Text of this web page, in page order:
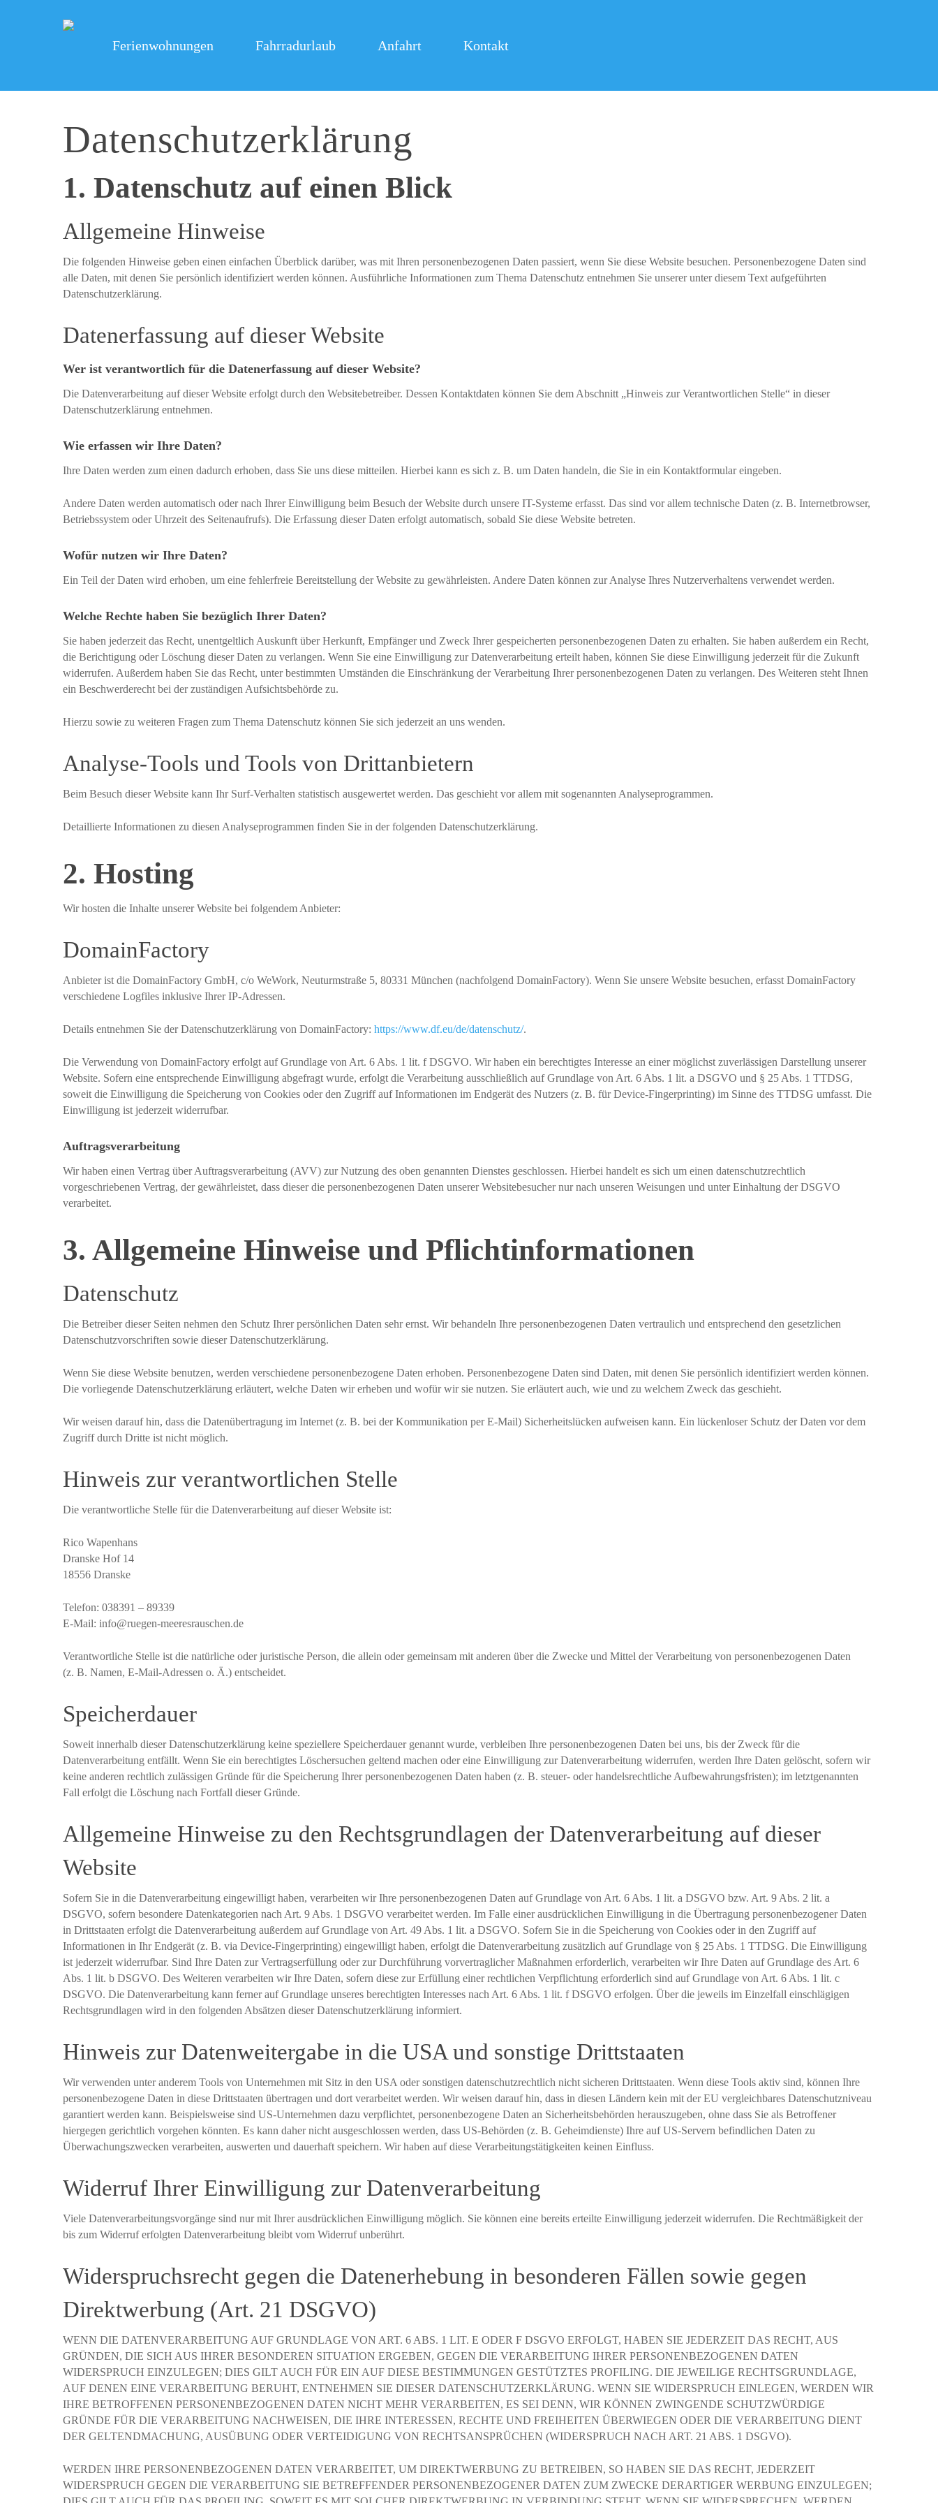
Ferienwohnungen Fahrradurlaub Anfahrt Kontakt
Datenschutz­erklärung
1. Datenschutz auf einen Blick
Allgemeine Hinweise
Die folgenden Hinweise geben einen einfachen Überblick darüber, was mit Ihren personenbezogenen Daten passiert, wenn Sie diese Website besuchen. Personenbezogene Daten sind
alle Daten, mit denen Sie persönlich identifiziert werden können. Ausführliche Informationen zum Thema Datenschutz entnehmen Sie unserer unter diesem Text aufgeführten
Datenschutzerklärung.
Datenerfassung auf dieser Website
Wer ist verantwortlich für die Datenerfassung auf dieser Website?
Die Datenverarbeitung auf dieser Website erfolgt durch den Websitebetreiber. Dessen Kontaktdaten können Sie dem Abschnitt „Hinweis zur Verantwortlichen Stelle“ in dieser
Datenschutzerklärung entnehmen.
Wie erfassen wir Ihre Daten?
Ihre Daten werden zum einen dadurch erhoben, dass Sie uns diese mitteilen. Hierbei kann es sich z. B. um Daten handeln, die Sie in ein Kontaktformular eingeben.
Andere Daten werden automatisch oder nach Ihrer Einwilligung beim Besuch der Website durch unsere IT-Systeme erfasst. Das sind vor allem technische Daten (z. B. Internetbrowser,
Betriebssystem oder Uhrzeit des Seitenaufrufs). Die Erfassung dieser Daten erfolgt automatisch, sobald Sie diese Website betreten.
Wofür nutzen wir Ihre Daten?
Ein Teil der Daten wird erhoben, um eine fehlerfreie Bereitstellung der Website zu gewährleisten. Andere Daten können zur Analyse Ihres Nutzerverhaltens verwendet werden.
Welche Rechte haben Sie bezüglich Ihrer Daten?
Sie haben jederzeit das Recht, unentgeltlich Auskunft über Herkunft, Empfänger und Zweck Ihrer gespeicherten personenbezogenen Daten zu erhalten. Sie haben außerdem ein Recht,
die Berichtigung oder Löschung dieser Daten zu verlangen. Wenn Sie eine Einwilligung zur Datenverarbeitung erteilt haben, können Sie diese Einwilligung jederzeit für die Zukunft
widerrufen. Außerdem haben Sie das Recht, unter bestimmten Umständen die Einschränkung der Verarbeitung Ihrer personenbezogenen Daten zu verlangen. Des Weiteren steht Ihnen
ein Beschwerderecht bei der zuständigen Aufsichtsbehörde zu.
Hierzu sowie zu weiteren Fragen zum Thema Datenschutz können Sie sich jederzeit an uns wenden.
Analyse-Tools und Tools von Dritt­anbietern
Beim Besuch dieser Website kann Ihr Surf-Verhalten statistisch ausgewertet werden. Das geschieht vor allem mit sogenannten Analyseprogrammen.
Detaillierte Informationen zu diesen Analyseprogrammen finden Sie in der folgenden Datenschutzerklärung.
2. Hosting
Wir hosten die Inhalte unserer Website bei folgendem Anbieter:
DomainFactory
Anbieter ist die DomainFactory GmbH, c/o WeWork, Neuturmstraße 5, 80331 München (nachfolgend DomainFactory). Wenn Sie unsere Website besuchen, erfasst DomainFactory
verschiedene Logfiles inklusive Ihrer IP-Adressen.
Details entnehmen Sie der Datenschutzerklärung von DomainFactory:https://www.df.eu/de/datenschutz/.
Die Verwendung von DomainFactory erfolgt auf Grundlage von Art. 6 Abs. 1 lit. f DSGVO. Wir haben ein berechtigtes Interesse an einer möglichst zuverlässigen Darstellung unserer
Website. Sofern eine entsprechende Einwilligung abgefragt wurde, erfolgt die Verarbeitung ausschließlich auf Grundlage von Art. 6 Abs. 1 lit. a DSGVO und § 25 Abs. 1 TTDSG,
soweit die Einwilligung die Speicherung von Cookies oder den Zugriff auf Informationen im Endgerät des Nutzers (z. B. für Device-Fingerprinting) im Sinne des TTDSG umfasst. Die
Einwilligung ist jederzeit widerrufbar.
Auftragsverarbeitung
Wir haben einen Vertrag über Auftragsverarbeitung (AVV) zur Nutzung des oben genannten Dienstes geschlossen. Hierbei handelt es sich um einen datenschutzrechtlich
vorgeschriebenen Vertrag, der gewährleistet, dass dieser die personenbezogenen Daten unserer Websitebesucher nur nach unseren Weisungen und unter Einhaltung der DSGVO
verarbeitet.
3. Allgemeine Hinweise und Pflicht­informationen
Datenschutz
Die Betreiber dieser Seiten nehmen den Schutz Ihrer persönlichen Daten sehr ernst. Wir behandeln Ihre personenbezogenen Daten vertraulich und entsprechend den gesetzlichen
Datenschutzvorschriften sowie dieser Datenschutzerklärung.
Wenn Sie diese Website benutzen, werden verschiedene personenbezogene Daten erhoben. Personenbezogene Daten sind Daten, mit denen Sie persönlich identifiziert werden können.
Die vorliegende Datenschutzerklärung erläutert, welche Daten wir erheben und wofür wir sie nutzen. Sie erläutert auch, wie und zu welchem Zweck das geschieht.
Wir weisen darauf hin, dass die Datenübertragung im Internet (z. B. bei der Kommunikation per E-Mail) Sicherheitslücken aufweisen kann. Ein lückenloser Schutz der Daten vor dem
Zugriff durch Dritte ist nicht möglich.
Hinweis zur verantwortlichen Stelle
Die verantwortliche Stelle für die Datenverarbeitung auf dieser Website ist:
Rico Wapenhans
Dranske Hof 14
18556 Dranske
Telefon: 038391 – 89339
E-Mail: info@ruegen-meeresrauschen.de
Verantwortliche Stelle ist die natürliche oder juristische Person, die allein oder gemeinsam mit anderen über die Zwecke und Mittel der Verarbeitung von personenbezogenen Daten
(z. B. Namen, E-Mail-Adressen o. Ä.) entscheidet.
Speicherdauer
Soweit innerhalb dieser Datenschutzerklärung keine speziellere Speicherdauer genannt wurde, verbleiben Ihre personenbezogenen Daten bei uns, bis der Zweck für die
Datenverarbeitung entfällt. Wenn Sie ein berechtigtes Löschersuchen geltend machen oder eine Einwilligung zur Datenverarbeitung widerrufen, werden Ihre Daten gelöscht, sofern wir
keine anderen rechtlich zulässigen Gründe für die Speicherung Ihrer personenbezogenen Daten haben (z. B. steuer- oder handelsrechtliche Aufbewahrungsfristen); im letztgenannten
Fall erfolgt die Löschung nach Fortfall dieser Gründe.
Allgemeine Hinweise zu den Rechtsgrundlagen der Datenverarbeitung auf dieser
Website
Sofern Sie in die Datenverarbeitung eingewilligt haben, verarbeiten wir Ihre personenbezogenen Daten auf Grundlage von Art. 6 Abs. 1 lit. a DSGVO bzw. Art. 9 Abs. 2 lit. a
DSGVO, sofern besondere Datenkategorien nach Art. 9 Abs. 1 DSGVO verarbeitet werden. Im Falle einer ausdrücklichen Einwilligung in die Übertragung personenbezogener Daten
in Drittstaaten erfolgt die Datenverarbeitung außerdem auf Grundlage von Art. 49 Abs. 1 lit. a DSGVO. Sofern Sie in die Speicherung von Cookies oder in den Zugriff auf
Informationen in Ihr Endgerät (z. B. via Device-Fingerprinting) eingewilligt haben, erfolgt die Datenverarbeitung zusätzlich auf Grundlage von § 25 Abs. 1 TTDSG. Die Einwilligung
ist jederzeit widerrufbar. Sind Ihre Daten zur Vertragserfüllung oder zur Durchführung vorvertraglicher Maßnahmen erforderlich, verarbeiten wir Ihre Daten auf Grundlage des Art. 6
Abs. 1 lit. b DSGVO. Des Weiteren verarbeiten wir Ihre Daten, sofern diese zur Erfüllung einer rechtlichen Verpflichtung erforderlich sind auf Grundlage von Art. 6 Abs. 1 lit. c
DSGVO. Die Datenverarbeitung kann ferner auf Grundlage unseres berechtigten Interesses nach Art. 6 Abs. 1 lit. f DSGVO erfolgen. Über die jeweils im Einzelfall einschlägigen
Rechtsgrundlagen wird in den folgenden Absätzen dieser Datenschutzerklärung informiert.
Hinweis zur Datenweitergabe in die USA und sonstige Drittstaaten
Wir verwenden unter anderem Tools von Unternehmen mit Sitz in den USA oder sonstigen datenschutzrechtlich nicht sicheren Drittstaaten. Wenn diese Tools aktiv sind, können Ihre
personenbezogene Daten in diese Drittstaaten übertragen und dort verarbeitet werden. Wir weisen darauf hin, dass in diesen Ländern kein mit der EU vergleichbares Datenschutzniveau
garantiert werden kann. Beispielsweise sind US-Unternehmen dazu verpflichtet, personenbezogene Daten an Sicherheitsbehörden herauszugeben, ohne dass Sie als Betroffener
hiergegen gerichtlich vorgehen könnten. Es kann daher nicht ausgeschlossen werden, dass US-Behörden (z. B. Geheimdienste) Ihre auf US-Servern befindlichen Daten zu
Überwachungszwecken verarbeiten, auswerten und dauerhaft speichern. Wir haben auf diese Verarbeitungstätigkeiten keinen Einfluss.
Widerruf Ihrer Einwilligung zur Datenverarbeitung
Viele Datenverarbeitungsvorgänge sind nur mit Ihrer ausdrücklichen Einwilligung möglich. Sie können eine bereits erteilte Einwilligung jederzeit widerrufen. Die Rechtmäßigkeit der
bis zum Widerruf erfolgten Datenverarbeitung bleibt vom Widerruf unberührt.
Widerspruchsrecht gegen die Datenerhebung in besonderen Fällen sowie gegen
Direktwerbung (Art. 21 DSGVO)
WENN DIE DATENVERARBEITUNG AUF GRUNDLAGE VON ART. 6 ABS. 1 LIT. E ODER F DSGVO ERFOLGT, HABEN SIE JEDERZEIT DAS RECHT, AUS
GRÜNDEN, DIE SICH AUS IHRER BESONDEREN SITUATION ERGEBEN, GEGEN DIE VERARBEITUNG IHRER PERSONENBEZOGENEN DATEN
WIDERSPRUCH EINZULEGEN; DIES GILT AUCH FÜR EIN AUF DIESE BESTIMMUNGEN GESTÜTZTES PROFILING. DIE JEWEILIGE RECHTSGRUNDLAGE,
AUF DENEN EINE VERARBEITUNG BERUHT, ENTNEHMEN SIE DIESER DATENSCHUTZERKLÄRUNG. WENN SIE WIDERSPRUCH EINLEGEN, WERDEN WIR
IHRE BETROFFENEN PERSONENBEZOGENEN DATEN NICHT MEHR VERARBEITEN, ES SEI DENN, WIR KÖNNEN ZWINGENDE SCHUTZWÜRDIGE
GRÜNDE FÜR DIE VERARBEITUNG NACHWEISEN, DIE IHRE INTERESSEN, RECHTE UND FREIHEITEN ÜBERWIEGEN ODER DIE VERARBEITUNG DIENT
DER GELTENDMACHUNG, AUSÜBUNG ODER VERTEIDIGUNG VON RECHTSANSPRÜCHEN (WIDERSPRUCH NACH ART. 21 ABS. 1 DSGVO).
WERDEN IHRE PERSONENBEZOGENEN DATEN VERARBEITET, UM DIREKTWERBUNG ZU BETREIBEN, SO HABEN SIE DAS RECHT, JEDERZEIT
WIDERSPRUCH GEGEN DIE VERARBEITUNG SIE BETREFFENDER PERSONENBEZOGENER DATEN ZUM ZWECKE DERARTIGER WERBUNG EINZULEGEN;